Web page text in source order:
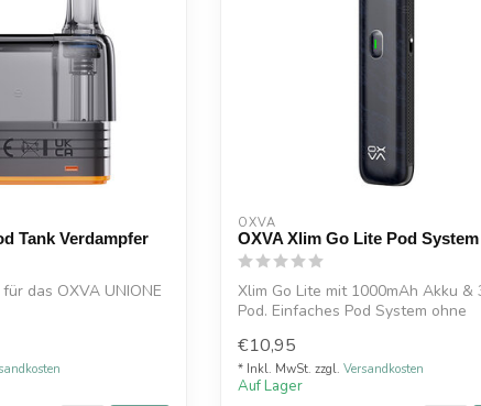
Tank Verdampfer
das OXVA UNIONE
OXVA
OXVA Xlim Go Lite Pod System
Xlim Go Lite mit 1000mAh Akku &
Pod. Einfaches Pod System ohne
€10,95
* Inkl. MwSt. zzgl. Versandkosten
Auf Lager